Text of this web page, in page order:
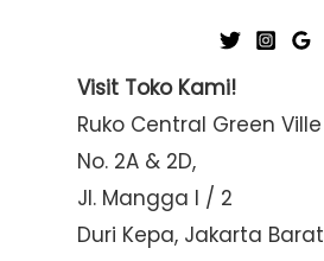
Visit Toko Kami!
Ruko Central Green Ville
No. 2A & 2D,
Jl. Mangga I / 2
Duri Kepa, Jakarta Barat